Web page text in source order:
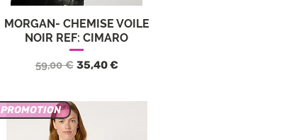
Aperçu rapide
MORGAN- CHEMISE VOILE
NOIR REF: CIMARO
Prix original
59,00 € Prix promotionnel
35,40 €
PROMOTION